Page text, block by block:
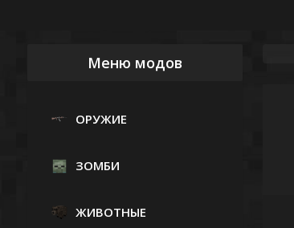
Меню модов
ОРУЖИЕ
ЗОМБИ
ЖИВОТНЫЕ